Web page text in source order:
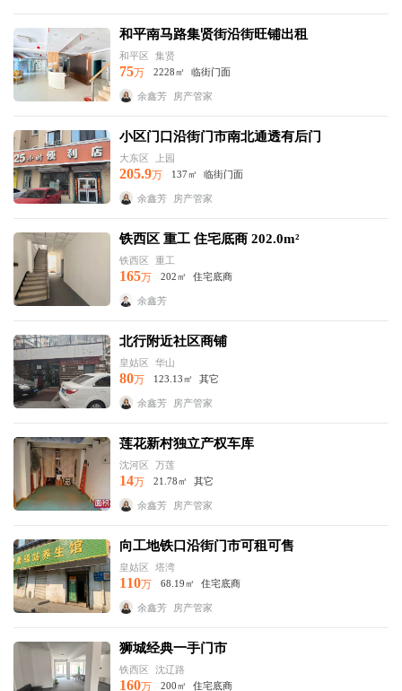
和平南马路集贤街沿街旺铺出租
和平区 集贤
75万 2228㎡ 临街门面
余鑫芳 房产管家
小区门口沿街门市南北通透有后门
大东区 上园
205.9万 137㎡ 临街门面
余鑫芳 房产管家
铁西区 重工 住宅底商 202.0m²
铁西区 重工
165万 202㎡ 住宅底商
余鑫芳
北行附近社区商铺
皇姑区 华山
80万 123.13㎡ 其它
余鑫芳 房产管家
莲花新村独立产权车库
沈河区 万莲
14万 21.78㎡ 其它
余鑫芳 房产管家
向工地铁口沿街门市可租可售
皇姑区 塔湾
110万 68.19㎡ 住宅底商
余鑫芳 房产管家
狮城经典一手门市
铁西区 沈辽路
160万 200㎡ 住宅底商